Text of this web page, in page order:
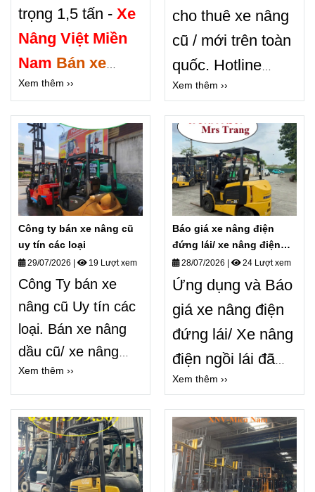
trọng 1,5 tấn - Xe
Nâng Việt Miền
Nam Bán xe
nâng điện 1,5 tấn
cũ UY TÍN GIÁ
RẺ.
dịch vụ cho
thuê xe nâng và
sửa chữa xe nâng
chuyên nghiệp
trên Toàn quốc
Xem thêm ››
cho thuê xe nâng
cũ / mới trên toàn
quốc. Hotline
0987.999.307 /
0868. 405.519Ms
Trang.Mua bán
kinh doanh xe
nâng hàng các
loại UY tín giá tốt
.
Xem thêm ››
Công ty bán xe nâng cũ
uy tín các loại
29/07/2026 19 Lượt xem
Công Ty bán xe
nâng cũ Uy tín các
loại. Bán xe nâng
dầu cũ/ xe nâng
điện cũ/ xe nâng
gas cũ Gía rẻ toàn
quốc. Liên hệ
0987999307 Ms
Trang.
Xem thêm ››
Báo giá xe nâng điện
đứng lái/ xe nâng điện
ngồi lái 0987999307
28/07/2026 24 Lượt xem
Ứng dụng và Báo
giá xe nâng điện
đứng lái/ Xe nâng
điện ngồi lái đã
qua sử dụng.
0987.999.307Bán
xe nâng điện đã
qua sử dụng các
loại Nhập Nhật
Xem thêm ››